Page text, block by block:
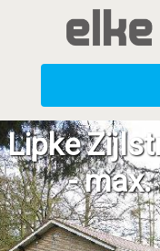
Lipke
- max.